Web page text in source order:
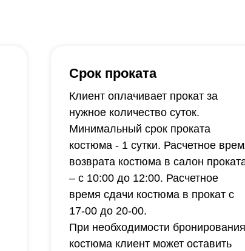
Срок проката
Клиент оплачивает прокат за
нужное количество суток.
Минимальный срок проката
костюма - 1 сутки. Расчетное
возврата костюма в салон
– с 10:00 до 12:00. Расчетное
время сдачи костюма в прокат с
17-00 до 20-00.
При необходимости бронирования
костюма клиент может оставить